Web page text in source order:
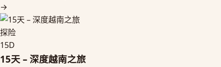
→
探险
15D
15天 – 深度越南之旅